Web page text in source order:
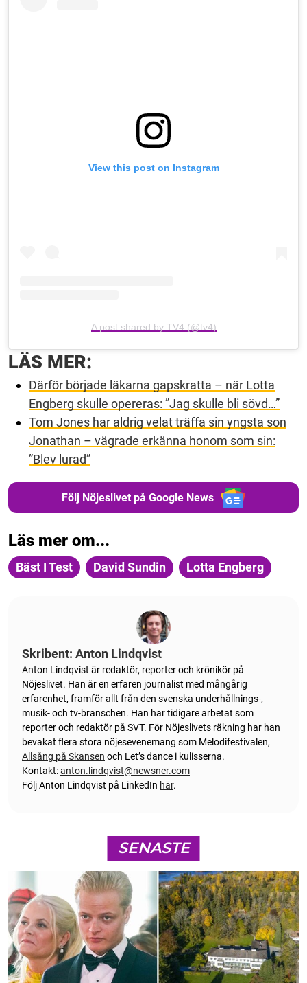
View this post on Instagram
A post shared by TV4 (@tv4)
LÄS MER:
Därför började läkarna gapskratta – när Lotta
Engberg skulle opereras: ”Jag skulle bli sövd…”
Tom Jones har aldrig velat träffa sin yngsta son
Jonathan – vägrade erkänna honom som sin:
”Blev lurad”
Följ Nöjeslivet på Google News
Läs mer om...
Bäst I Test David Sundin Lotta Engberg
Skribent: Anton Lindqvist
Anton Lindqvist är redaktör, reporter och krönikör på
Nöjeslivet. Han är en erfaren journalist med mångårig
erfarenhet, framför allt från den svenska underhållnings-,
musik- och tv-branschen. Han har tidigare arbetat som
reporter och redaktör på SVT. För Nöjeslivets räkning har han
bevakat flera stora nöjesevenemang som Melodifestivalen,
Allsång på Skansen och Let’s dance i kulisserna.
Kontakt:anton.lindqvist@newsner.com
Följ Anton Lindqvist på LinkedIn här.
SENASTE